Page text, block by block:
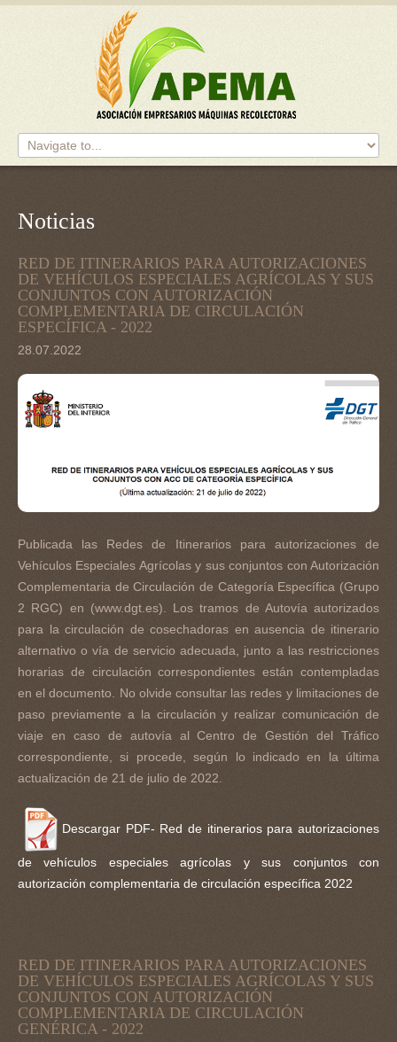
Noticias
RED DE ITINERARIOS PARA AUTORIZACIONES
DE VEHÍCULOS ESPECIALES AGRÍCOLAS Y SUS
CONJUNTOS CON AUTORIZACIÓN
COMPLEMENTARIA DE CIRCULACIÓN
ESPECÍFICA - 2022
28.07.2022
Publicada las Redes de Itinerarios para autorizaciones de
Vehículos Especiales Agrícolas y sus conjuntos con Autorización
Complementaria de Circulación de Categoría Específica (Grupo
2 RGC) en (www.dgt.es). Los tramos de Autovía autorizados
para la circulación de cosechadoras en ausencia de itinerario
alternativo o vía de servicio adecuada, junto a las restricciones
horarias de circulación correspondientes están contempladas
en el documento. No olvide consultar las redes y limitaciones de
paso previamente a la circulación y realizar comunicación de
viaje en caso de autovía al Centro de Gestión del Tráfico
correspondiente, si procede, según lo indicado en la última
actualización de 21 de julio de 2022.
Descargar PDF- Red de itinerarios para autorizaciones
de vehículos especiales agrícolas y sus conjuntos con
autorización complementaria de circulación específica 2022
RED DE ITINERARIOS PARA AUTORIZACIONES
DE VEHÍCULOS ESPECIALES AGRÍCOLAS Y SUS
CONJUNTOS CON AUTORIZACIÓN
COMPLEMENTARIA DE CIRCULACIÓN
GENÉRICA - 2022